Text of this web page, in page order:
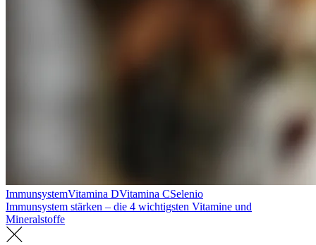
ImmunsystemVitamina DVitamina CSelenio
Immunsystem stärken – die 4 wichtigsten Vitamine und
Mineralstoffe